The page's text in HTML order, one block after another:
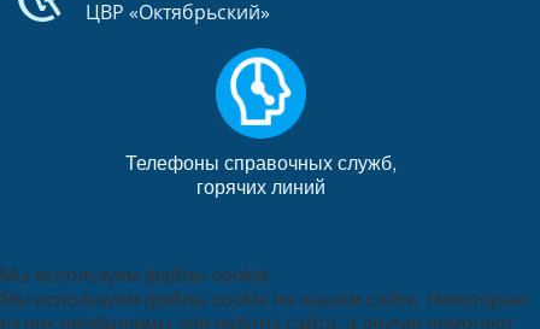
ЦВР «Октябрьский»
Телефоны справочных служб,
горячих линий
Мы используем файлы cookie
Мы используем файлы cookie на нашем сайте. Некоторые
из них необходимы для работы сайта, а другие помогают